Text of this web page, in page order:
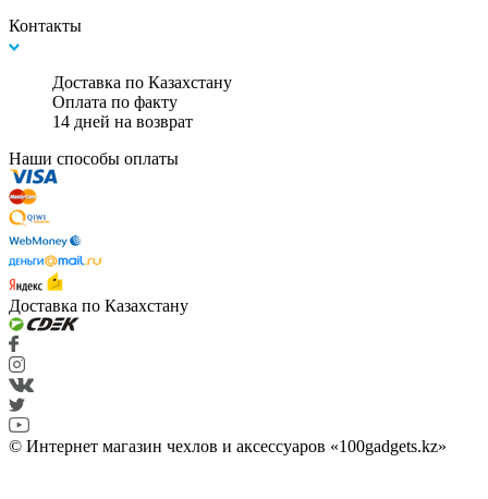
Контакты
Доставка по Казахстану
Оплата по факту
14 дней на возврат
Наши способы оплаты
Доставка по Казахстану
© Интернет магазин чехлов и аксессуаров «100gadgets.kz»